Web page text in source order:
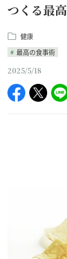
つくる最
健康
最高の食事術
2025/5/18